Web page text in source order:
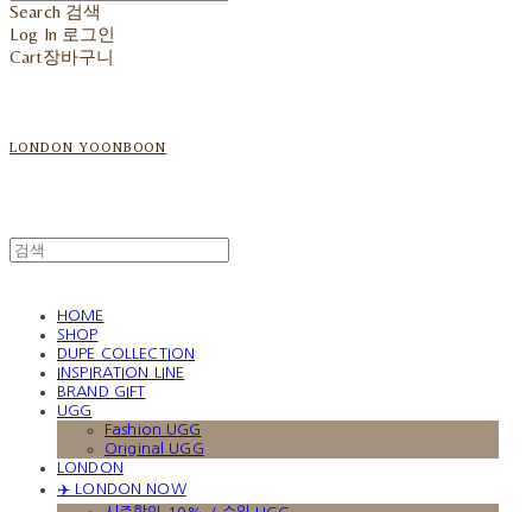
Search 검색
Log In 로그인
Cart장바구니
LONDON YOONBOON
HOME
SHOP
DUPE COLLECTION
INSPIRATION LINE
BRAND GIFT
UGG
Fashion UGG
Original UGG
LONDON
✈️ LONDON NOW